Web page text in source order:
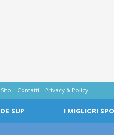
Contatti Privacy & Policy
SUP I MIGLIORI